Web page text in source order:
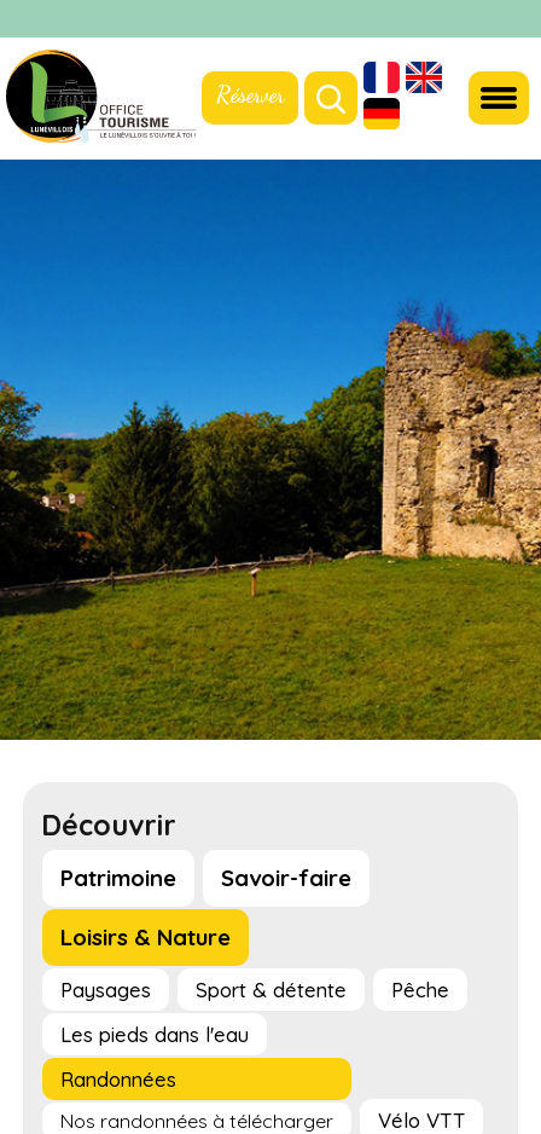
Réserver
Découvrir
Patrimoine Savoir-faire
Loisirs & Nature
Paysages Sport & détente
Pêche
Les pieds dans l'eau
Randonnées
Nos randonnées à télécharger Vélo VTT